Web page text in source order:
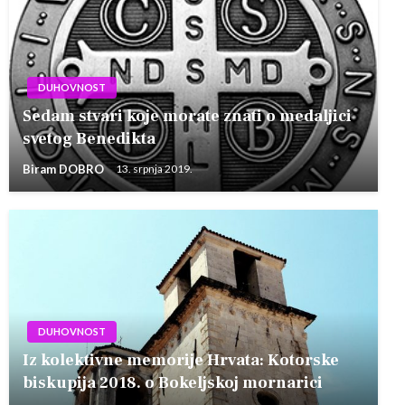
DUHOVNOST
Sedam stvari koje morate znati o medaljici
svetog Benedikta
Biram DOBRO 13. srpnja 2019.
DUHOVNOST
Iz kolektivne memorije Hrvata: Kotorske
biskupija 2018. o Bokeljskoj mornarici